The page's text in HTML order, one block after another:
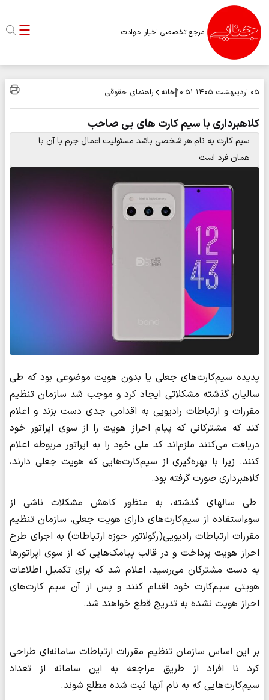
مرجع تخصصی اخبار حوادث
۰۵ اردیبهشت ۱۴۰۵ ۱۰:۵۱ خانه راهنمای حقوقی
کلاهبرداری با سیم کارت های بی صاحب
سیم کارت به نام هر شخصی باشد مسئولیت اعمال جرم با آن با
همان فرد است
پدیده سیم‌کارت‌های جعلی یا بدون هویت موضوعی بود که طی
سالیان گذشته مشکلاتی ایجاد کرد و موجب شد سازمان تنظیم
مقررات و ارتباطات رادیویی به اقدامی جدی دست بزند و اعلام
کند که مشترکانی که پیام احراز هویت را از سوی اپراتور خود
دریافت می‌کنند ملزم‌اند کد ملی خود را به اپراتور مربوطه اعلام
کنند. زیرا با بهره‌گیری از سیم‌کارت‌هایی که هویت جعلی دارند،
کلاهبرداری‌ صورت گرفته بود.
طی سالهای گذشته، به منظور کاهش مشکلات ناشی از
سوءاستفاده از سیم‌کارت‌های دارای هویت جعلی، سازمان تنظیم
مقررات ارتباطات رادیویی(رگولاتور حوزه ارتباطات) به اجرای طرح
احراز هویت پرداخت و در قالب پیامک‌هایی که از سوی اپراتورها
به دست مشترکان می‌رسید، اعلام شد که برای تکمیل اطلاعات
هویتی سیم‌کارت خود اقدام کنند و پس از آن سیم کارت‌های
احراز هویت نشده به تدریج قطع خواهند شد.
بر این اساس سازمان تنظیم مقررات ارتباطات سامانه‌ای طراحی
کرد تا افراد از طریق مراجعه به این سامانه از تعداد
سیم‌کارت‌هایی که به نام آنها ثبت شده مطلع شوند.